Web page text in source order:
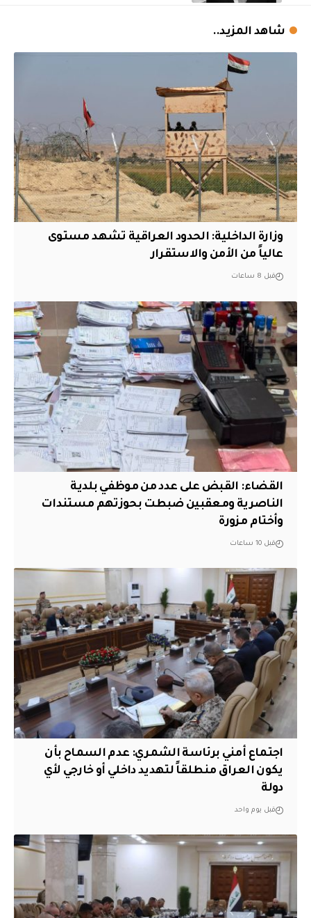
شاهد المزيد..
وزارة الداخلية: الحدود العراقية تشهد مستوى
عالياً من الأمن والاستقرار
قبل 8 ساعات
القضاء: القبض على عدد من موظفي بلدية
الناصرية ومعقبين ضبطت بحوزتهم مستندات
وأختام مزورة
قبل 10 ساعات
اجتماع أمني برئاسة الشمري: عدم السماح بأن
يكون العراق منطلقاً لتهديد داخلي أو خارجي لأي
دولة
قبل يوم واحد